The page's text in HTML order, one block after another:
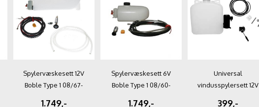
Spylervæskesett 12V
Boble Type 1 08/67-
1.749,-
Spylervæskesett 6V
Boble Type 1 08/60-
1.749,-
Universal
vindusspylersett 12V
399,-